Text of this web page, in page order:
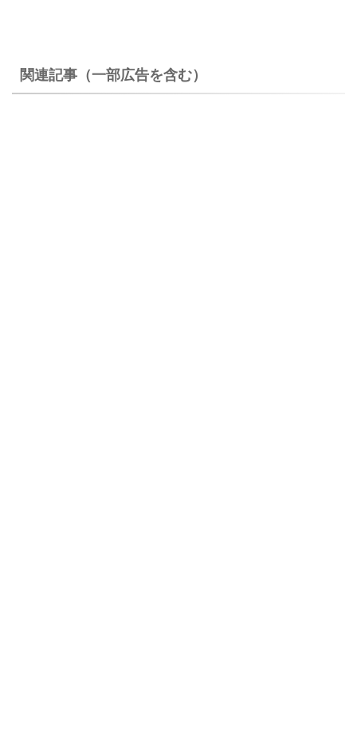
関連記事（一部広告を含む）